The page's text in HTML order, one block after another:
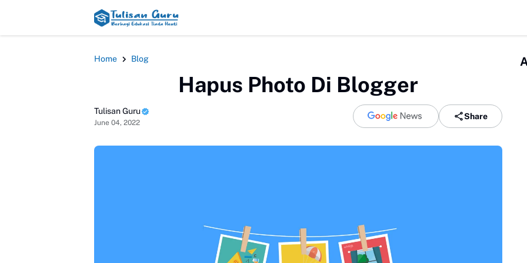
HEADLINE
Home Blog
Hapus Photo Di Blogger
Tulisan Guru
June 04, 2022
Share